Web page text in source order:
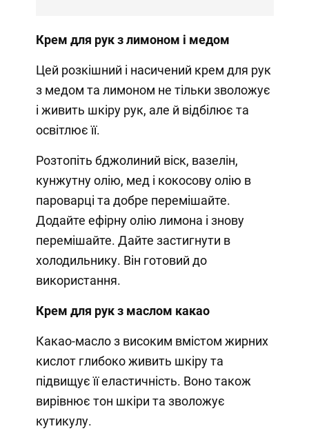
Крем для рук з лимоном і медом
Цей розкішний і насичений крем для рук
з медом та лимоном не тільки зволожує
і живить шкіру рук, але й відбілює та
освітлює її.
Розтопіть бджолиний віск, вазелін,
кунжутну олію, мед і кокосову олію в
пароварці та добре перемішайте.
Додайте ефірну олію лимона і знову
перемішайте. Дайте застигнути в
холодильнику. Він готовий до
використання.
Крем для рук з маслом какао
Какао-масло з високим вмістом жирних
кислот глибоко живить шкіру та
підвищує її еластичність. Воно також
вирівнює тон шкіри та зволожує
кутикулу.